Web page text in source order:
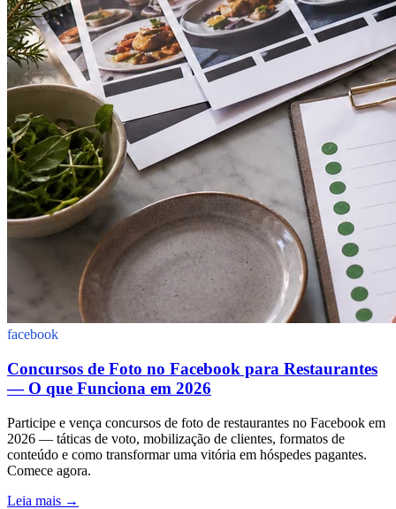
facebook
Concursos de Foto no Facebook para Restaurantes
— O que Funciona em 2026
Participe e vença concursos de foto de restaurantes no Facebook em
2026 — táticas de voto, mobilização de clientes, formatos de
conteúdo e como transformar uma vitória em hóspedes pagantes.
Comece agora.
Leia mais →